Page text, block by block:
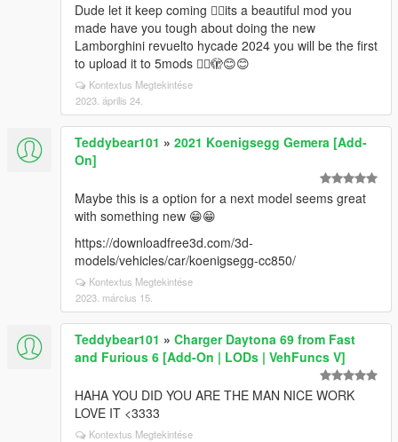
Dude let it keep coming 👍🏻its a beautiful mod you
made have you tough about doing the new
Lamborghini revuelto hycade 2024 you will be the first
to upload it to 5mods 👍🏻🫣😊😊
Kontextus Megtekintése
2023. április 24.
Teddybear101 » 2021 Koenigsegg Gemera [Add-
On]
Maybe this is a option for a next model seems great
with something new 😁😁
https://downloadfree3d.com/3d-
models/vehicles/car/koenigsegg-cc850/
Kontextus Megtekintése
2023. március 15.
Teddybear101 » Charger Daytona 69 from Fast
and Furious 6 [Add-On | LODs | VehFuncs V]
HAHA YOU DID YOU ARE THE MAN NICE WORK
LOVE IT <3333
Kontextus Megtekintése